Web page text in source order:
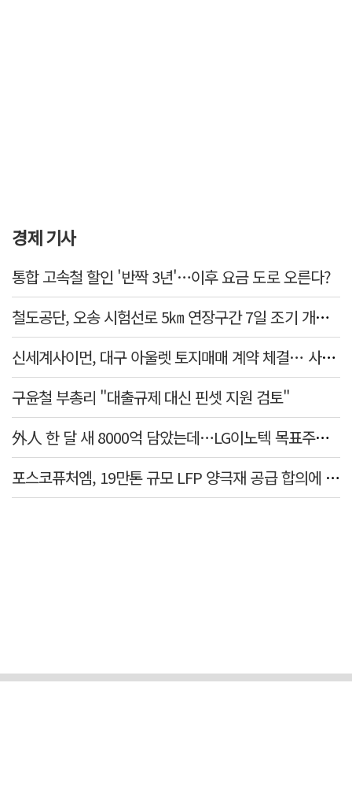
경제 기사
통합 고속철 할인 '반짝 3년'…이후 요금 도로 오른다?
철도공단, 오송 시험선로 5㎞ 연장구간 7일 조기 개통…LA 메트로 사업 지원
신세계사이먼, 대구 아울렛 토지매매 계약 체결… 사업 본궤도
구윤철 부총리 "대출규제 대신 핀셋 지원 검토"
外人 한 달 새 8000억 담았는데…LG이노텍 목표주가는 왜 엇갈릴까
포스코퓨처엠, 19만톤 규모 LFP 양극재 공급 합의에 3%대 강세